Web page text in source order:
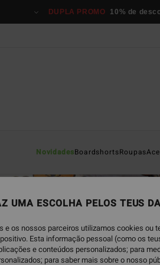
DUPLA PROMO 10% de
NovidadesBoardshortsRoupas
UMA ESCOLHA PELOS TEUS
e os nossos parceiros utilizamos cookies ou
Esta informação pessoal (como os
e conteúdos personalizados; para
para saber mais sobre o nosso